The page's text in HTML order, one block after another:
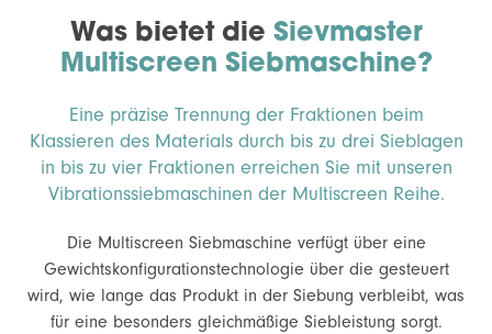
Was bietet die Sievmaster
Multiscreen Siebmaschine?
Eine präzise Trennung der Fraktionen beim
Klassieren des Materials durch bis zu drei Sieblagen
in bis zu vier Fraktionen erreichen Sie mit unseren
Vibrationssiebmaschinen der Multiscreen Reihe.
Die Multiscreen Siebmaschine verfügt über eine
Gewichtskonfigurationstechnologie über die gesteuert
wird, wie lange das Produkt in der Siebung verbleibt, was
für eine besonders gleichmäßige Siebleistung sorgt.